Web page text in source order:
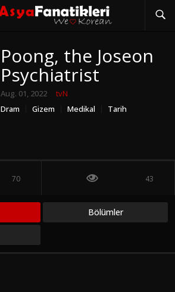
Poong, the Joseon
Psychiatrist
Aug. 01, 2022
tvN
Dram
Gizem Medikal Tarih
70 43
Bölümler